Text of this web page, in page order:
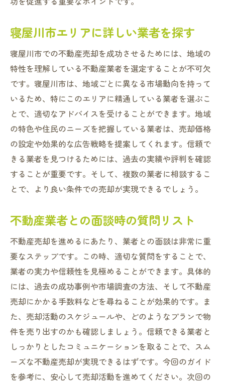
寝屋川市エリアに詳しい業者を探す
寝屋川市での不動産売却を成功させるためには、地域の
特性を理解している不動産業者を選定することが不可欠
です。寝屋川市は、地域ごとに異なる市場動向を持って
いるため、特にこのエリアに精通している業者を選ぶこ
とで、適切なアドバイスを受けることができます。地域
の特色や住民のニーズを把握している業者は、売却価格
の設定や効果的な広告戦略を提案してくれます。信頼で
きる業者を見つけるためには、過去の実績や評判を確認
することが重要です。そして、複数の業者に相談するこ
とで、より良い条件での売却が実現できるでしょう。
不動産業者との面談時の質問リスト
不動産売却を進めるにあたり、業者との面談は非常に重
要なステップです。この時、適切な質問をすることで、
業者の実力や信頼性を見極めることができます。具体的
には、過去の成功事例や市場調査の方法、そして不動産
売却にかかる手数料などを尋ねることが効果的です。ま
た、売却活動のスケジュールや、どのようなプランで物
件を売り出すのかも確認しましょう。信頼できる業者と
しっかりとしたコミュニケーションを取ることで、スム
ーズな不動産売却が実現できるはずです。今回のガイド
を参考に、安心して売却活動を進めてください。次回の